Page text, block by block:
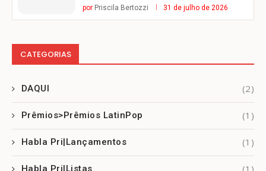
por Priscila Bertozzi 31 de julho de 2026
CATEGORIAS
DAQUI (2)
Prêmios>Prêmios LatinPop (1)
Habla Pri|Lançamentos (1)
Habla Pri|Listas (1)